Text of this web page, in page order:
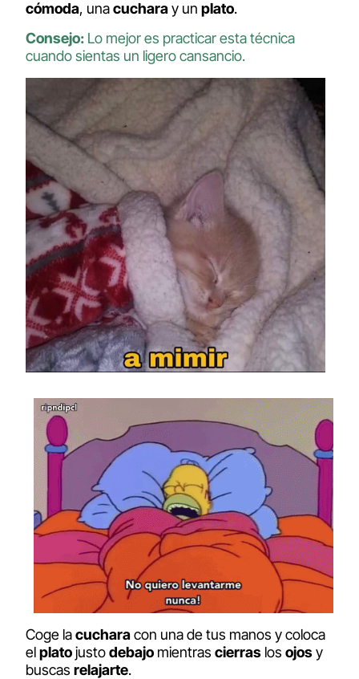
cómoda, unacucharay un plato.
Consejo: Lo mejor es practicar esta técnica
cuando sientas un ligero cansancio.
Coge lacucharacon una de tus manos y coloca
elplatojustodebajo mientras cierras los ojosy
buscas relajarte.